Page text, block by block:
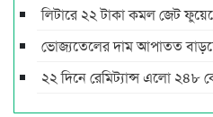
লিটারে ২২ টাকা কমল জেট
ভোজ্যতেলের দাম আপাতত বাড়ছে
২২ দিনে রেমিট্যান্স এলো ২৪৮